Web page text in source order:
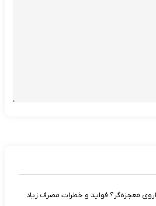
معجزه‌گر؟ فواید و خطرات مصرف زیاد